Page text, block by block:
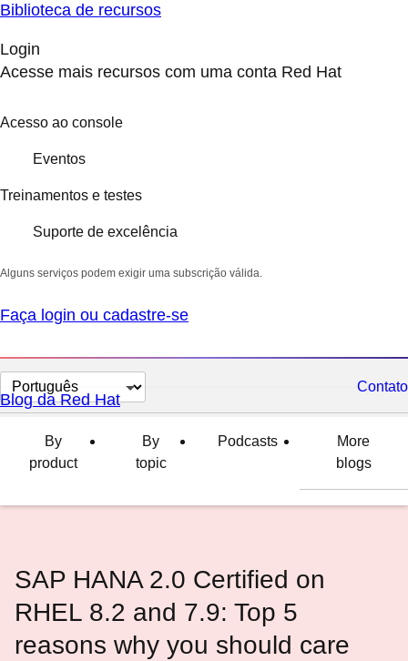
Biblioteca de recursos
Login
Acesse mais recursos com uma conta Red Hat
Acesso ao console
Eventos
Treinamentos e testes
Suporte de excelência
Alguns serviços podem exigir uma subscrição válida.
Faça login ou cadastre-se
Selecionar
idioma
Contato
Blog da Red Hat
By
product
By
topic
Podcasts
More
blogs
SAP HANA 2.0 Certified on
RHEL 8.2 and 7.9: Top 5
reasons why you should care